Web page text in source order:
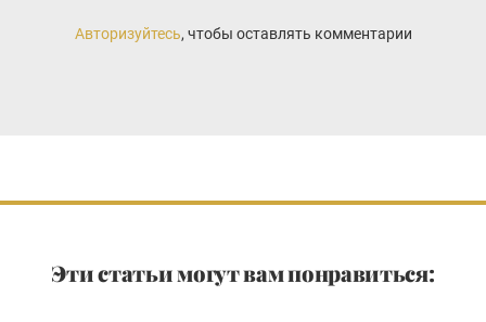
Авторизуйтесь, чтобы оставлять комментарии
Эти статьи могут вам понравиться: